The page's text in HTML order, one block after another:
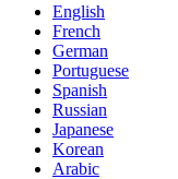
English
French
German
Portuguese
Spanish
Russian
Japanese
Korean
Arabic